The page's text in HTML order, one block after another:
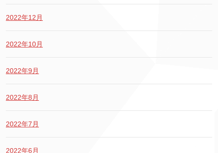
2022年12月
2022年10月
2022年9月
2022年8月
2022年7月
2022年6月